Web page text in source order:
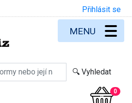
Přihlásit se
0
MENU